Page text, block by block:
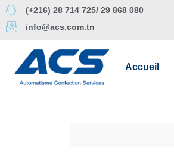
(+216) 28 714 725/ 29 868 080
info@acs.com.tn
Accueil